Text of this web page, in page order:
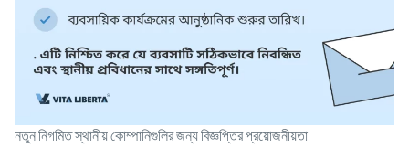
নতুন নিগমিত স্থানীয় কোম্পানিগুলির জন্য বিজ্ঞপ্তির প্রয়োজনীয়তা